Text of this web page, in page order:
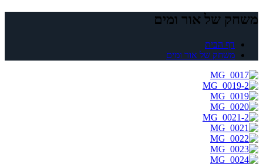
משחק של אור ומים
דף הבית
משחק של אור ומים